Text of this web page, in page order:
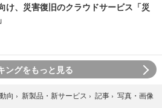
け、災害復旧のクラウドサービス「災
ングをもっと見る
向 › 新製品・新サービス › 記事 › 写真・画像